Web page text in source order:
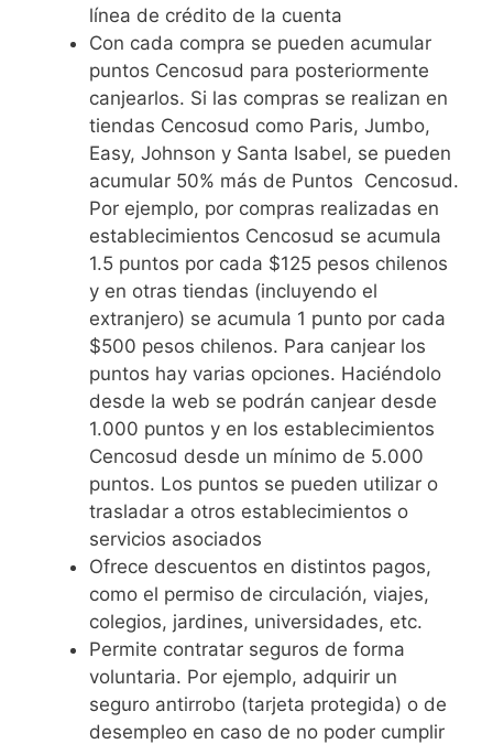
línea de crédito de la cuenta
Con cada compra se pueden acumular
puntos Cencosud para posteriormente
canjearlos. Si las compras se realizan en
tiendas Cencosud como Paris, Jumbo,
Easy, Johnson y Santa Isabel, se pueden
acumular 50% más de Puntos Cencosud.
Por ejemplo, por compras realizadas en
establecimientos Cencosud se acumula
1.5 puntos por cada $125 pesos chilenos
y en otras tiendas (incluyendo el
extranjero) se acumula 1 punto por cada
$500 pesos chilenos. Para canjear los
puntos hay varias opciones. Haciéndolo
desde la web se podrán canjear desde
1.000 puntos y en los establecimientos
Cencosud desde un mínimo de 5.000
puntos. Los puntos se pueden utilizar o
trasladar a otros establecimientos o
servicios asociados
Ofrece descuentos en distintos pagos,
como el permiso de circulación, viajes,
colegios, jardines, universidades, etc.
Permite contratar seguros de forma
voluntaria. Por ejemplo, adquirir un
seguro antirrobo (tarjeta protegida) o de
desempleo en caso de no poder cumplir